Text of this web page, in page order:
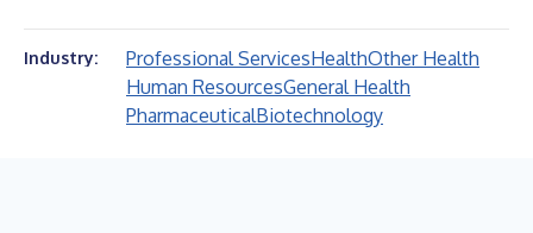
Industry: Professional ServicesHealthOther Health
Human ResourcesGeneral Health
PharmaceuticalBiotechnology